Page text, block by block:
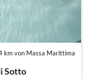
km von Massa Marittima
Sotto